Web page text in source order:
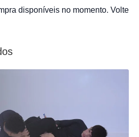
disponíveis no momento. Volte